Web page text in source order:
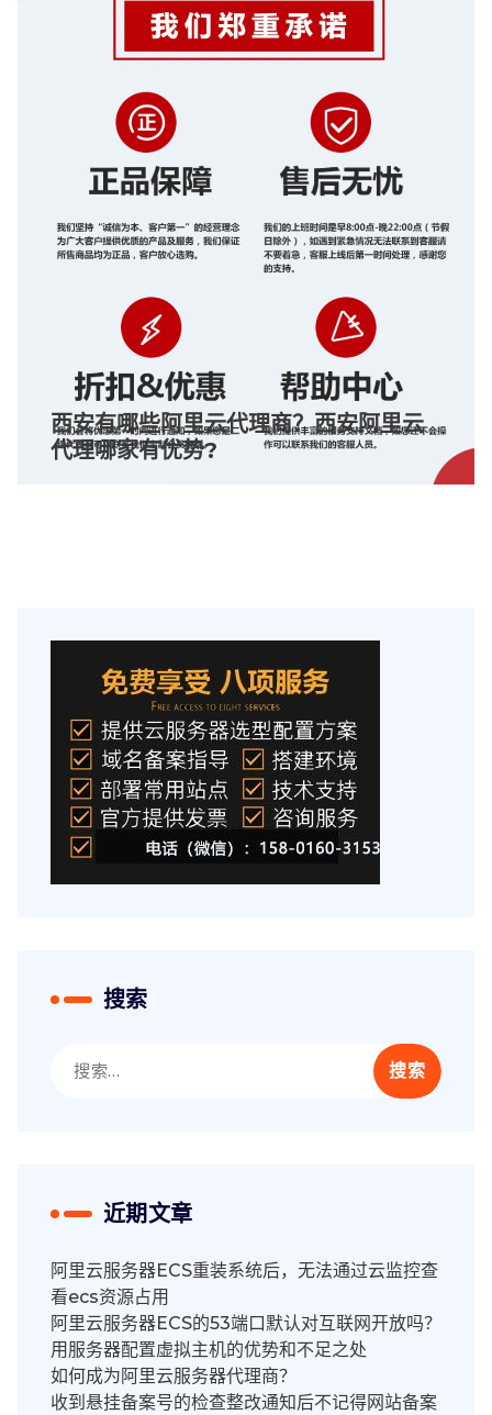
西安有哪些阿里云代理商？西安阿里云
代理哪家有优势?
搜索
索：
近期文章
阿里云服务器ECS重装系统后，无法通过云监控查
看ecs资源占用
阿里云服务器ECS的53端口默认对互联网开放吗？
用服务器配置虚拟主机的优势和不足之处
如何成为阿里云服务器代理商？
收到悬挂备案号的检查整改通知后不记得网站备案